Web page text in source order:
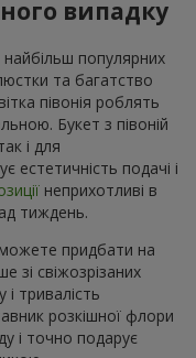
випадку
найбільш популярних
та багатство
півонія роблять
Букет з півоній
і для
естетичність подачі і
неприхотливі в
тиждень.
можете придбати на
зі свіжозрізаних
і тривалість
розкішної флори
і точно подарує